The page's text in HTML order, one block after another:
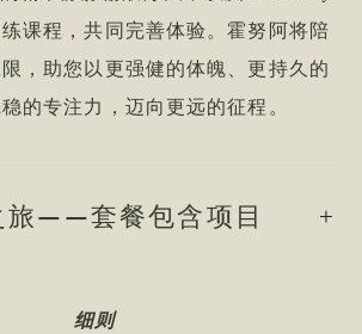
课程，共同完善体验。霍努阿将陪
，助您以更强健的体魄、更持久的
的专注力，迈向更远的征程。
旅——套餐包含项目
细则